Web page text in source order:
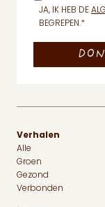
JA, IK HEB DE
BEGREPEN.*
Verhalen
Alle
Groen
Gezond
Verbonden